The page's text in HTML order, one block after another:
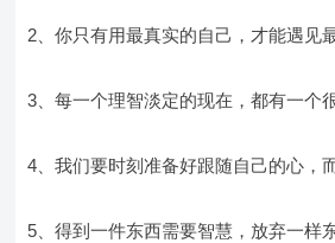
2、你只有用最真实的自己，才能遇见
3、每一个理智淡定的现在，都有一个
4、我们要时刻准备好跟随自己的心，
5、得到一件东西需要智慧，放弃一样